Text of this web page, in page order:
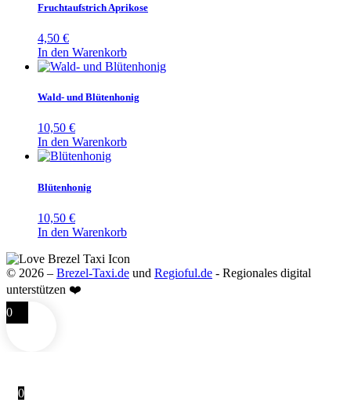
Fruchtaufstrich Aprikose
4,50 €
In den Warenkorb
Wald- und Blütenhonig
10,50 €
In den Warenkorb
Blütenhonig
10,50 €
In den Warenkorb
© 2026 – Brezel-Taxi.de und Regioful.de - Regionales digital
unterstützen ❤️
0
0